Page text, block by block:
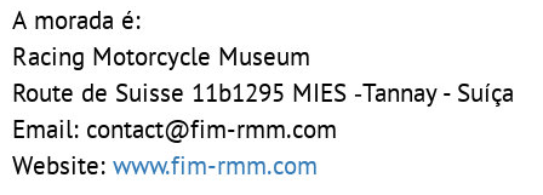
A morada é:
Racing Motorcycle Museum
Route de Suisse 11b1295 MIES ‑Tannay - Suíça
Email: contact@fim-rmm.com
Website: www.fim-rmm.com